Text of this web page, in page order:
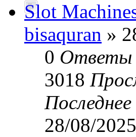
Slot
bisaquran »
0 Ответы
3018
28/08/